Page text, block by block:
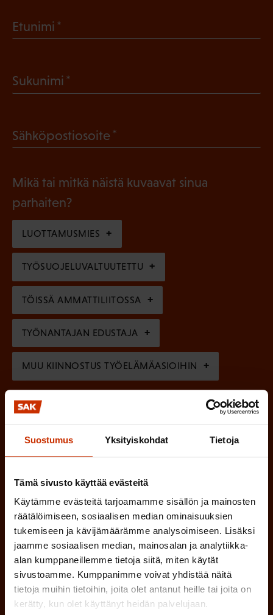
Suostumus Yksityiskohdat Tietoja
Tämä sivusto käyttää evästeitä
Käytämme evästeitä tarjoamamme sisällön ja mainosten
räätälöimiseen, sosiaalisen median ominaisuuksien
tukemiseen ja kävijämäärämme analysoimiseen. Lisäksi
jaamme sosiaalisen median, mainosalan ja analytiikka-
alan kumppaneillemme tietoja siitä, miten käytät
sivustoamme. Kumppanimme voivat yhdistää näitä
tietoja muihin tietoihin, joita olet antanut heille tai joita on
kerätty, kun olet käyttänyt heidän palvelujaan.
Etunimi
l
n
e
)
Sukunimi
P
k
l
i
n
e
n
)
Sähköpostiosoite
l
i
n
e
n
)
Mikä tai mitkä näistä kuvaavat sinua
parhaiten?
LUOTTAMUSMIES
TYÖSUOJELUVALTUUTETTU
TÖISSÄ AMMATTILIITOSSA
TYÖNANTAJAN EDUSTAJA
MUU KIINNOSTUS TYÖELÄMÄASIOIHIN
Millä kielellä haluat uutiskirjeesi
a
o
l
l
i
n
e
Hyväksyn tietojeni tallentamisen ja käsittelyn
SAK:n viestintärekisterinmukaisesti *